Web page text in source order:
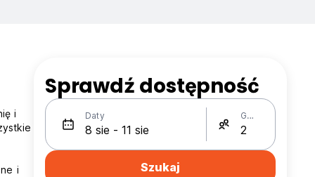
i
i
Sprawdź dostępność
Daty Gości
Szukaj